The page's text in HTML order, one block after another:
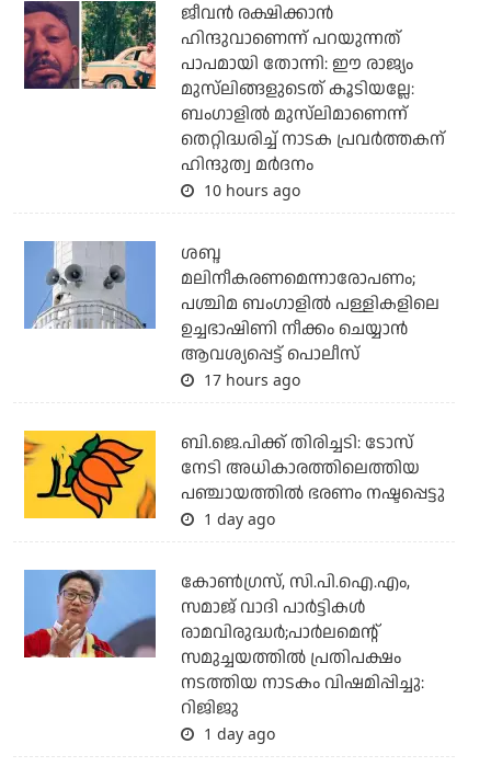
ജീവന്‍ രക്ഷിക്കാന്‍
ഹിന്ദുവാണെന്ന് പറയുന്നത്
പാപമായി തോന്നി: ഈ രാജ്യം
മുസ്‌ലിങ്ങളുടെത് കൂടിയല്ലേ:
ബംഗാളില്‍ മുസ്‌ലിമാണെന്ന്
തെറ്റിദ്ധരിച്ച് നാടക പ്രവര്‍ത്തകന്
ഹിന്ദുത്വ മര്‍ദനം
10 hours ago
ശബ്ദ
മലിനീകരണമെന്നാരോപണം;
പശ്ചിമ ബംഗാളില്‍ പള്ളികളിലെ
ഉച്ചഭാഷിണി നീക്കം ചെയ്യാന്‍
ആവശ്യപ്പെട്ട് പൊലീസ്
17 hours ago
ബി.ജെ.പിക്ക് തിരിച്ചടി: ടോസ്
നേടി അധികാരത്തിലെത്തിയ
പഞ്ചായത്തില്‍ ഭരണം നഷ്ടപ്പെട്ടു
1 day ago
കോണ്‍ഗ്രസ്, സി.പി.ഐ.എം,
സമാജ് വാദി പാര്‍ട്ടികള്‍
രാമവിരുദ്ധര്‍;പാര്‍ലമെന്റ്
സമുച്ചയത്തില്‍ പ്രതിപക്ഷം
നടത്തിയ നാടകം വിഷമിപ്പിച്ചു:
റിജിജു
1 day ago